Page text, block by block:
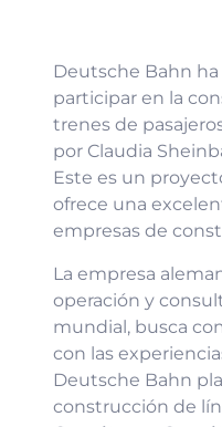
Deutsche Bahn
participar en la
trenes de
por Claudia
Este es un
ofrece una
empresas de
La empresa
operación y
mundial, busca
con las
Deutsche Bahn
construcción de